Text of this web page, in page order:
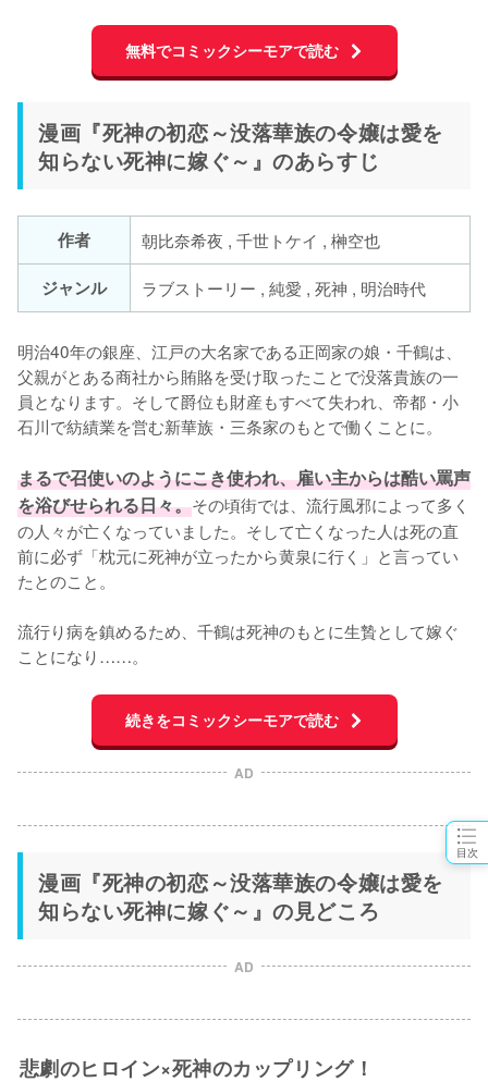
目次
無料でコミックシーモアで読む
漫画『死神の初恋～没落華族の令嬢は愛を
知らない死神に嫁ぐ～』のあらすじ
作者
朝比奈希夜 , 千世トケイ , 榊空也
ジャンル
ラブストーリー , 純愛 , 死神 , 明治時代
明治40年の銀座、江戸の大名家である正岡家の娘・千鶴は、
父親がとある商社から賄賂を受け取ったことで没落貴族の一
員となります。そして爵位も財産もすべて失われ、帝都・小
石川で紡績業を営む新華族・三条家のもとで働くことに。
まるで召使いのようにこき使われ、雇い主からは酷い罵声
を浴びせられる日々。その頃街では、流行風邪によって多く
の人々が亡くなっていました。そして亡くなった人は死の直
前に必ず「枕元に死神が立ったから黄泉に行く」と言ってい
たとのこと。
流行り病を鎮めるため、千鶴は死神のもとに生贄として嫁ぐ
ことになり……。
続きをコミックシーモアで読む
AD
漫画『死神の初恋～没落華族の令嬢は愛を
知らない死神に嫁ぐ～』の見どころ
AD
悲劇のヒロイン×死神のカップリング！